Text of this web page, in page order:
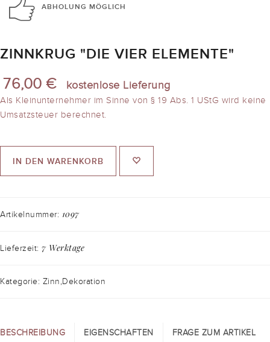
ABHOLUNG MÖGLICH
ZINNKRUG "DIE VIER ELEMENTE"
76,00 € kostenlose Lieferung
Als Kleinunternehmer im Sinne von § 19 Abs. 1 UStG wird keine
Umsatzsteuer berechnet.
IN DEN WARENKORB
Artikelnummer: 1097
Lieferzeit: 7 Werktage
Kategorie: Zinn,Dekoration
BESCHREIBUNG EIGENSCHAFTEN FRAGE ZUM ARTIKEL